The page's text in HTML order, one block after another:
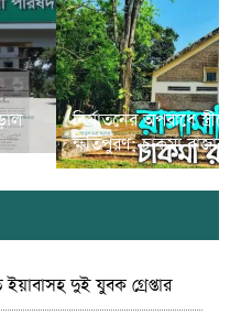
নির্যাতনের অপরাধে
ক্ষতিপুরণ; চাকমা
দুই যুবক গ্রেপ্তার